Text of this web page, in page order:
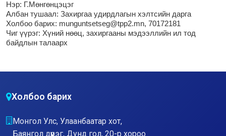
Нэр: Г.Мөнгөнцэцэг
Албан тушаал: Захиргаа удирдлагын хэлтсийн дарга
Холбоо барих: munguntsetseg@tpp2.mn, 70172181
Чиг үүрэг: Хүний нөөц, захиргааны мэдээллийн ил тод
байдлын талаарх
Холбоо барих
Монгол Улс, Улаанбаатар хот,
Баянгол дүүрэг, Дунд гол, 20-р хороо